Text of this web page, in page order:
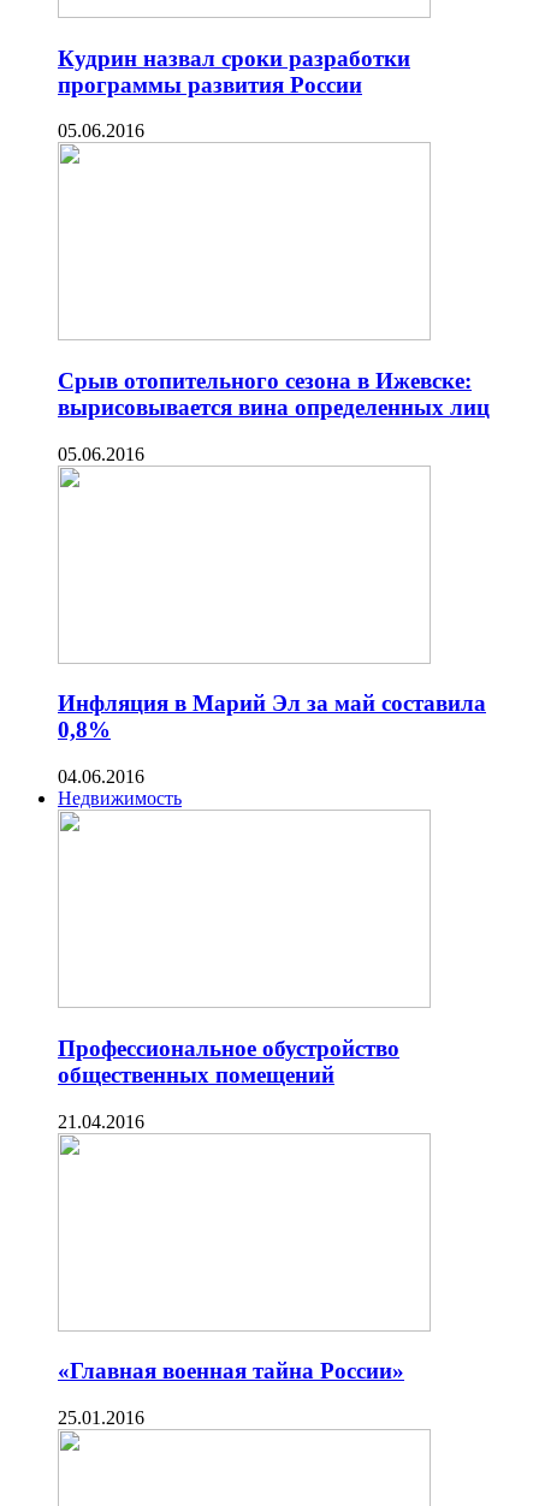
Кудрин назвал сроки разработки
программы развития России
05.06.2016
Срыв отопительного сезона в Ижевске:
вырисовывается вина определенных лиц
05.06.2016
Инфляция в Марий Эл за май составила
0,8%
04.06.2016
Недвижимость
Профессиональное обустройство
общественных помещений
21.04.2016
«Главная военная тайна России»
25.01.2016